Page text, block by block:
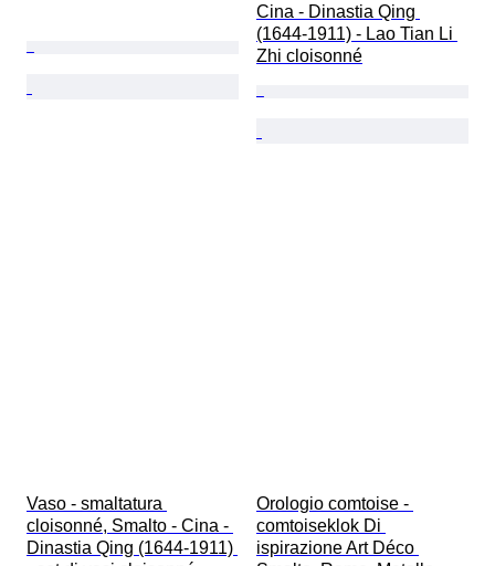
Cina - Dinastia Qing
(1644-1911) - Lao Tian Li
Zhi cloisonné
Vaso - smaltatura
cloisonné, Smalto - Cina -
Dinastia Qing (1644-1911)
Orologio comtoise -
comtoiseklok Di
ispirazione Art Déco